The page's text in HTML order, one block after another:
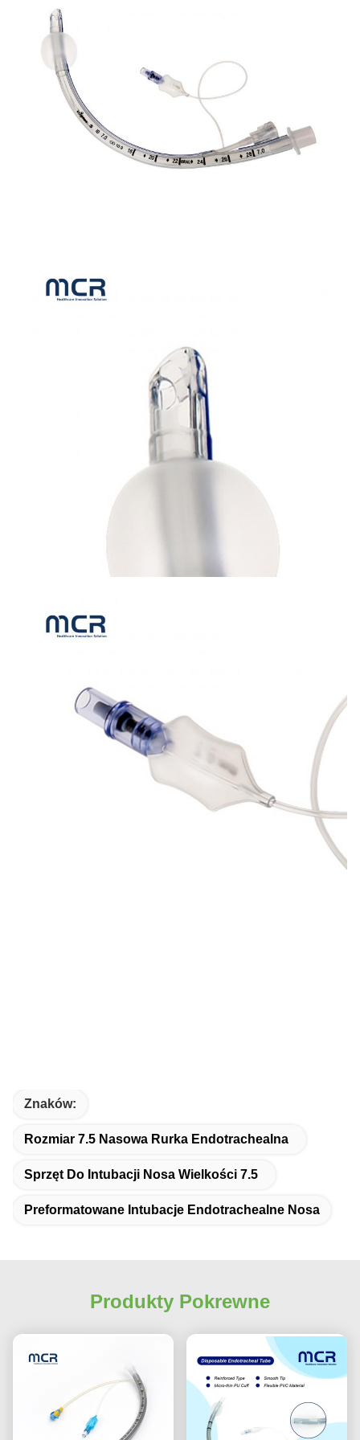
Znaków:
Rozmiar 7.5 Nasowa Rurka Endotrachealna
Sprzęt Do Intubacji Nosa Wielkości 7.5
Preformatowane Intubacje Endotrachealne Nosa
Produkty Pokrewne